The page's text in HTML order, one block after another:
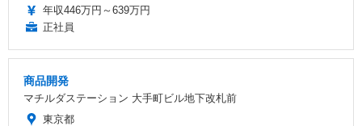
年収446万円～639万円
正社員
商品開発
マチルダステーション 大手町ビル地下改札前
東京都